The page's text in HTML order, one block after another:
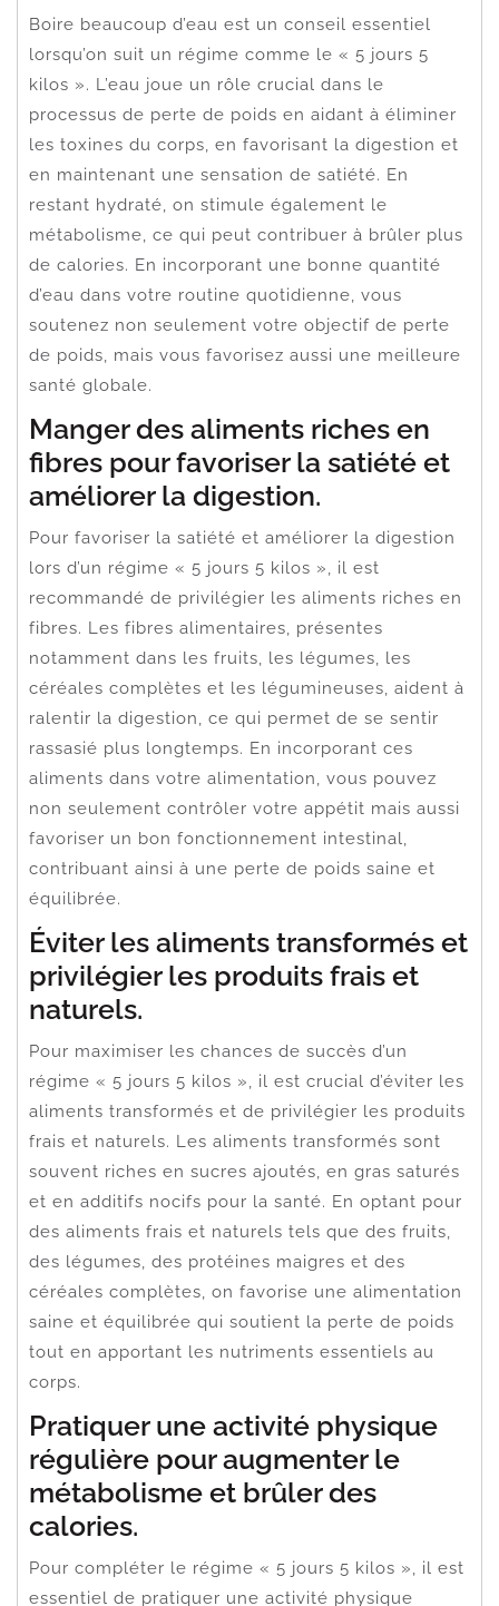
Boire beaucoup d’eau est un conseil essentiel
lorsqu’on suit un régime comme le « 5 jours 5
kilos ». L’eau joue un rôle crucial dans le
processus de perte de poids en aidant à éliminer
les toxines du corps, en favorisant la digestion et
en maintenant une sensation de satiété. En
restant hydraté, on stimule également le
métabolisme, ce qui peut contribuer à brûler plus
de calories. En incorporant une bonne quantité
d’eau dans votre routine quotidienne, vous
soutenez non seulement votre objectif de perte
de poids, mais vous favorisez aussi une meilleure
santé globale.
Manger des aliments riches en
fibres pour favoriser la satiété et
améliorer la digestion.
Pour favoriser la satiété et améliorer la digestion
lors d’un régime « 5 jours 5 kilos », il est
recommandé de privilégier les aliments riches en
fibres. Les fibres alimentaires, présentes
notamment dans les fruits, les légumes, les
céréales complètes et les légumineuses, aident à
ralentir la digestion, ce qui permet de se sentir
rassasié plus longtemps. En incorporant ces
aliments dans votre alimentation, vous pouvez
non seulement contrôler votre appétit mais aussi
favoriser un bon fonctionnement intestinal,
contribuant ainsi à une perte de poids saine et
équilibrée.
Éviter les aliments transformés et
privilégier les produits frais et
naturels.
Pour maximiser les chances de succès d’un
régime « 5 jours 5 kilos », il est crucial d’éviter les
aliments transformés et de privilégier les produits
frais et naturels. Les aliments transformés sont
souvent riches en sucres ajoutés, en gras saturés
et en additifs nocifs pour la santé. En optant pour
des aliments frais et naturels tels que des fruits,
des légumes, des protéines maigres et des
céréales complètes, on favorise une alimentation
saine et équilibrée qui soutient la perte de poids
tout en apportant les nutriments essentiels au
corps.
Pratiquer une activité physique
régulière pour augmenter le
métabolisme et brûler des
calories.
Pour compléter le régime « 5 jours 5 kilos », il est
essentiel de pratiquer une activité physique